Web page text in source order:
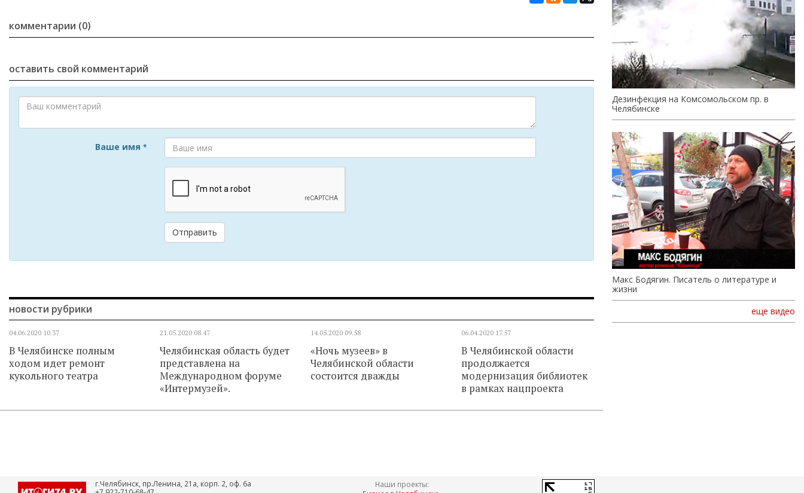
комментарии (0)
оставить свой комментарий
Ваше имя *
Отправить
новости рубрики
04.06.2020 10.37
В Челябинске полным
ходом идет ремонт
кукольного театра
21.05.2020 08.47
Челябинская область будет
представлена на
Международном форуме
«Интермузей».
14.05.2020 09.58
«Ночь музеев» в
Челябинской области
состоится дважды
06.04.2020 17.57
В Челябинской области
продолжается
модернизация библиотек
в рамках нацпроекта
Дезинфекция на Комсомольском пр. в
Челябинске
Макс Бодягин. Писатель о литературе и
жизни
еще видео
г.Челябинск, пр.Ленина, 21а, корп. 2, оф. 6а
Наши проекты: